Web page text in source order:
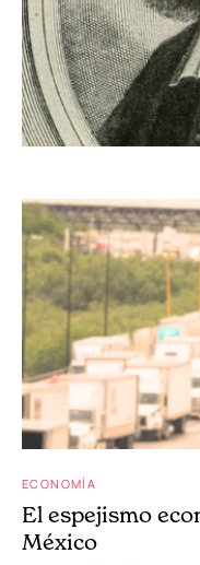
ECONOMÍA
El espejismo
México